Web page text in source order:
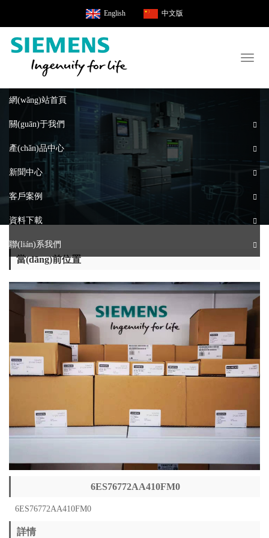
English 中文版
網(wǎng)站首頁
關(guān)于我們
產(chǎn)品中心
新聞中心
客戶案例
資料下載
聯(lián)系我們
當(dāng)前位置
6ES76772AA410FM0
6ES76772AA410FM0
詳情